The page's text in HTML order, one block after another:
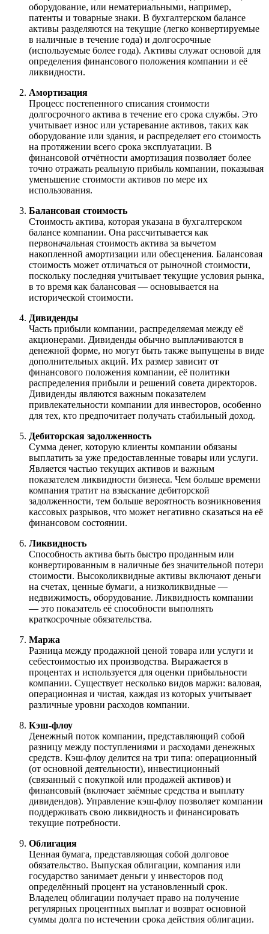
оборудование, или нематериальными, например,
патенты и товарные знаки. В бухгалтерском балансе
активы разделяются на текущие (легко конвертируемые
в наличные в течение года) и долгосрочные
(используемые более года). Активы служат основой для
определения финансового положения компании и её
ликвидности.
Амортизация
Процесс постепенного списания стоимости
долгосрочного актива в течение его срока службы. Это
учитывает износ или устаревание активов, таких как
оборудование или здания, и распределяет его стоимость
на протяжении всего срока эксплуатации. В
финансовой отчётности амортизация позволяет более
точно отражать реальную прибыль компании, показывая
уменьшение стоимости активов по мере их
использования.
Балансовая стоимость
Стоимость актива, которая указана в бухгалтерском
балансе компании. Она рассчитывается как
первоначальная стоимость актива за вычетом
накопленной амортизации или обесценения. Балансовая
стоимость может отличаться от рыночной стоимости,
поскольку последняя учитывает текущие условия рынка,
в то время как балансовая — основывается на
исторической стоимости.
Дивиденды
Часть прибыли компании, распределяемая между её
акционерами. Дивиденды обычно выплачиваются в
денежной форме, но могут быть также выпущены в виде
дополнительных акций. Их размер зависит от
финансового положения компании, её политики
распределения прибыли и решений совета директоров.
Дивиденды являются важным показателем
привлекательности компании для инвесторов, особенно
для тех, кто предпочитает получать стабильный доход.
Дебиторская задолженность
Сумма денег, которую клиенты компании обязаны
выплатить за уже предоставленные товары или услуги.
Является частью текущих активов и важным
показателем ликвидности бизнеса. Чем больше времени
компания тратит на взыскание дебиторской
задолженности, тем больше вероятность возникновения
кассовых разрывов, что может негативно сказаться на её
финансовом состоянии.
Ликвидность
Способность актива быть быстро проданным или
конвертированным в наличные без значительной потери
стоимости. Высоколиквидные активы включают деньги
на счетах, ценные бумаги, а низколиквидные —
недвижимость, оборудование. Ликвидность компании
— это показатель её способности выполнять
краткосрочные обязательства.
Маржа
Разница между продажной ценой товара или услуги и
себестоимостью их производства. Выражается в
процентах и используется для оценки прибыльности
компании. Существует несколько видов маржи: валовая,
операционная и чистая, каждая из которых учитывает
различные уровни расходов компании.
Кэш-флоу
Денежный поток компании, представляющий собой
разницу между поступлениями и расходами денежных
средств. Кэш-флоу делится на три типа: операционный
(от основной деятельности), инвестиционный
(связанный с покупкой или продажей активов) и
финансовый (включает заёмные средства и выплату
дивидендов). Управление кэш-флоу позволяет компании
поддерживать свою ликвидность и финансировать
текущие потребности.
Облигация
Ценная бумага, представляющая собой долговое
обязательство. Выпуская облигации, компания или
государство занимает деньги у инвесторов под
определённый процент на установленный срок.
Владелец облигации получает право на получение
регулярных процентных выплат и возврат основной
суммы долга по истечении срока действия облигации.